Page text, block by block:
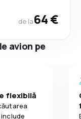
de la64 €
avion pe
flexibilă